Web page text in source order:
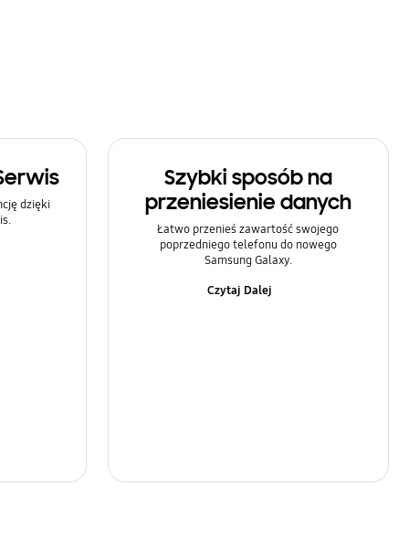
dzięki
Szybki sposób na
przeniesienie danych
Łatwo przenieś zawartość swojego
poprzedniego telefonu do nowego
Samsung Galaxy.
Czytaj Dalej